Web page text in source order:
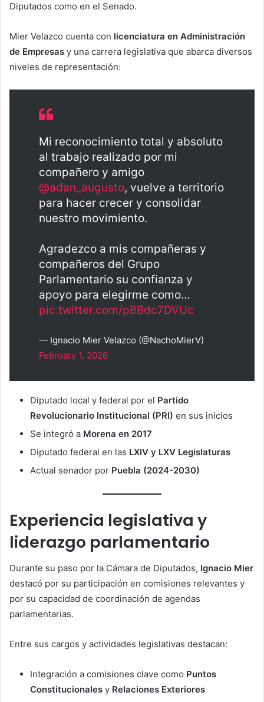
Diputados como en el Senado.
Mier Velazco cuenta con licenciatura en Administración
de Empresas y una carrera legislativa que abarca diversos
niveles de representación:
Mi reconocimiento total y absoluto
al trabajo realizado por mi
compañero y amigo
@adan_augusto, vuelve a territorio
para hacer crecer y consolidar
nuestro movimiento.
Agradezco a mis compañeras y
compañeros del Grupo
Parlamentario su confianza y
apoyo para elegirme como…
pic.twitter.com/pBBdc7DVUc
— Ignacio Mier Velazco (@NachoMierV)
February 1, 2026
Diputado local y federal por el Partido
Revolucionario Institucional (PRI) en sus inicios
Se integró a Morena en 2017
Diputado federal en las LXIV y LXV Legislaturas
Actual senador por Puebla (2024-2030)
Experiencia legislativa y
liderazgo parlamentario
Durante su paso por la Cámara de Diputados, Ignacio Mier
destacó por su participación en comisiones relevantes y
por su capacidad de coordinación de agendas
parlamentarias.
Entre sus cargos y actividades legislativas destacan:
Integración a comisiones clave como Puntos
Constitucionales y Relaciones Exteriores